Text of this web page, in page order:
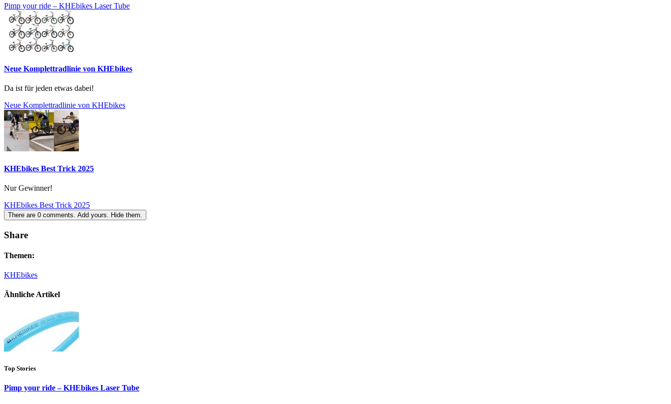
Pimp your ride – KHEbikes Laser Tube
Neue Komplettradlinie von KHEbikes
Da ist für jeden etwas dabei!
Neue Komplettradlinie von KHEbikes
KHEbikes Best Trick 2025
Nur Gewinner!
KHEbikes Best Trick 2025
There are 0 comments. Add yours. Hide them.
Share
Themen:
KHEbikes
Ähnliche Artikel
Top Stories
Pimp your ride – KHEbikes Laser Tube